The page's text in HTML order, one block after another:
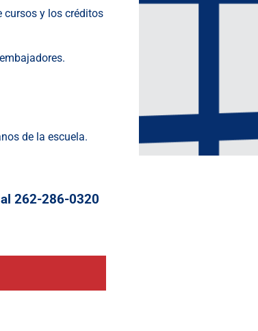
cursos y los créditos
de la escuela.
262-286-0320